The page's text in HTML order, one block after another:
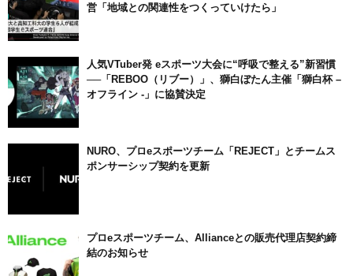
営「地域との関連性をつくっていけたら」
人気VTuber発 eスポーツ大会に“呼吸で整える”新習慣
──「REBOO（リブー）」、獅白ぼたん主催「獅白杯 –
オフライン -」に協賛決定
NURO、プロeスポーツチーム「REJECT」とチームス
ポンサーシップ契約を更新
プロeスポーツチーム、Allianceとの販売代理店契約締
結のお知らせ